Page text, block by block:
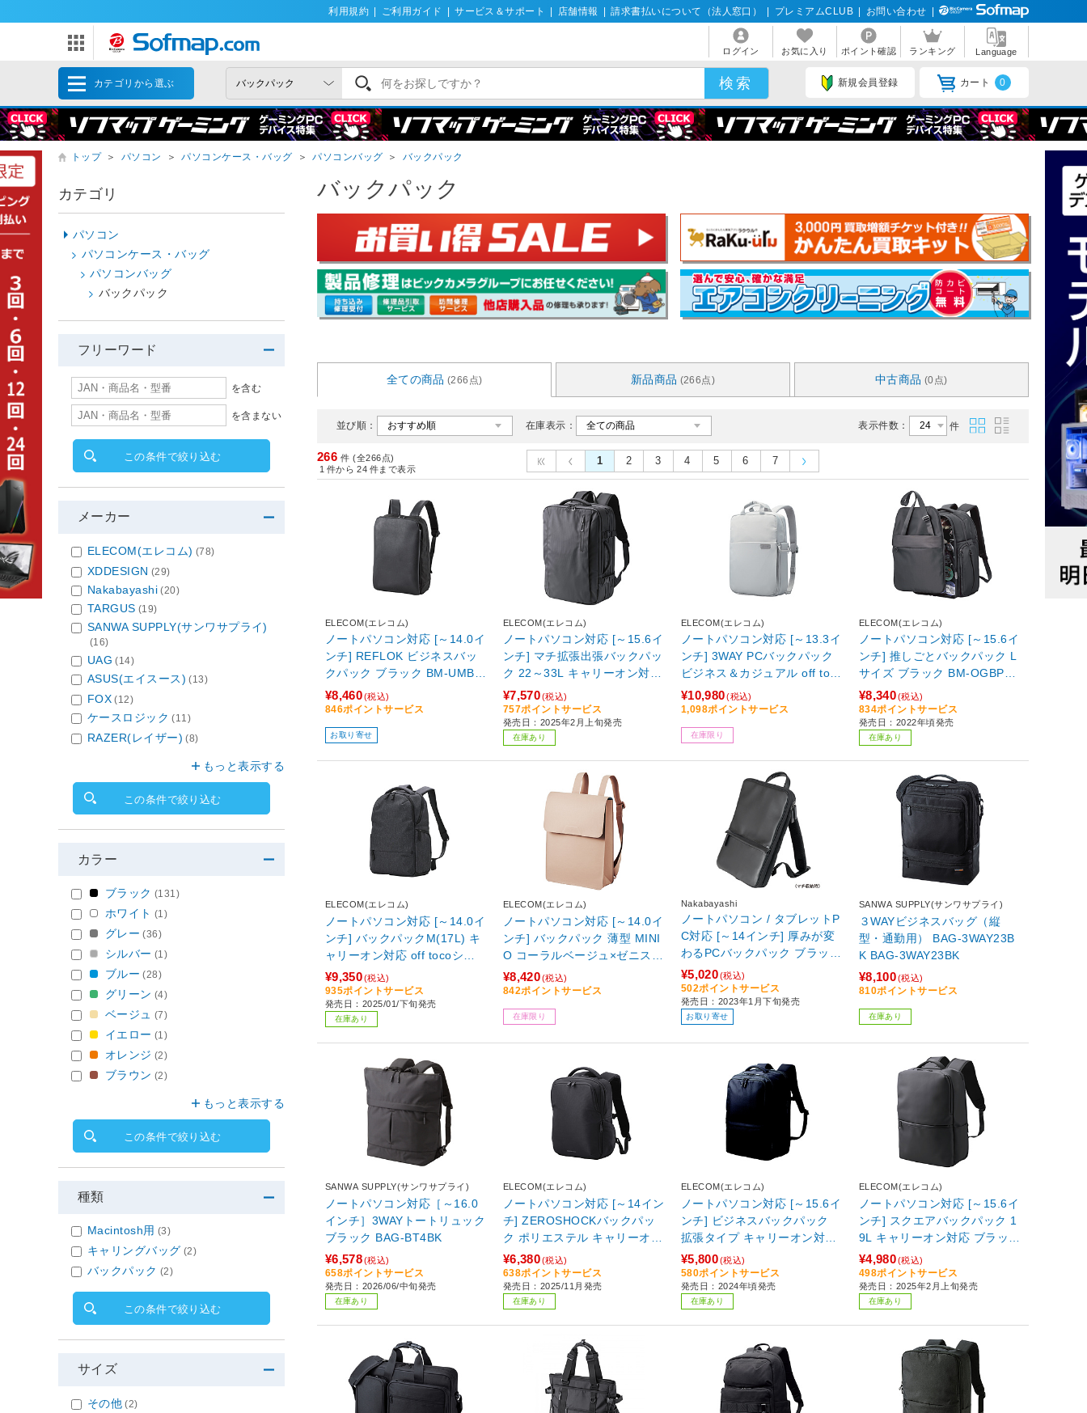
利用規約 ご利用ガイド サービス＆サポート 店舗情報 請求書払いについて（法人窓口） プレミアムCLUB お問い合わせ
ログイン お気に入り ポイント確認 ランキング Language
カテゴリから選ぶ 新規会員登録 カート 0
トップ ＞ パソコン ＞ パソコンケース・バッグ ＞ パソコンバッグ ＞ バックパック
バックパック
全ての商品 (266点) 新品商品 (266点) 中古商品 (0点)
並び順： 在庫表示： 表示件数： 件
266 件 (全266点)
1 件から 24 件まで表示
1 2 3 4 5 6 7
ELECOM(エレコム)
ノートパソコン対応 [～14.0イ
ンチ] REFLOK ビジネスバッ
クパック ブラック BM-UMBP
01BK
¥8,460(税込)
846ポイントサービス
お取り寄せ
ELECOM(エレコム)
ノートパソコン対応 [～15.6イ
ンチ] マチ拡張出張バックパッ
ク 22～33L キャリーオン対応
ブラック BM-BPEX01BK
¥7,570(税込)
757ポイントサービス
発売日：2025年2月上旬発売
在庫あり
ELECOM(エレコム)
ノートパソコン対応 [～13.3イ
ンチ] 3WAY PCバックパック
ビジネス＆カジュアル off toc
o(オフトコ)リミテッドカラー
モデル グレー BM-OF04GY2
¥10,980(税込)
1,098ポイントサービス
在庫限り
ELECOM(エレコム)
ノートパソコン対応 [～15.6イ
ンチ] 推しごとバックパック L
サイズ ブラック BM-OGBP02
LBK 【864】
¥8,340(税込)
834ポイントサービス
発売日：2022年頃発売
在庫あり
ELECOM(エレコム)
ノートパソコン対応 [～14.0イ
ンチ] バックパックM(17L) キ
ャリーオン対応 off tocoシリ
ーズ ブラック BM-OFBPM01
BK
¥9,350(税込)
935ポイントサービス
発売日：2025/01/下旬発売
在庫あり
ELECOM(エレコム)
ノートパソコン対応 [～14.0イ
ンチ] バックパック 薄型 MINI
O コーラルベージュ×ゼニスブ
ルー BM-MNOBP01BE
¥8,420(税込)
842ポイントサービス
在庫限り
Nakabayashi
ノートパソコン / タブレットP
C対応 [～14インチ] 厚みが変
わるPCバックパック ブラック
CB-282BK
¥5,020(税込)
502ポイントサービス
発売日：2023年1月下旬発売
お取り寄せ
SANWA SUPPLY(サンワサプライ)
３WAYビジネスバッグ（縦
型・通勤用） BAG-3WAY23B
K BAG-3WAY23BK
¥8,100(税込)
810ポイントサービス
在庫あり
SANWA SUPPLY(サンワサプライ)
ノートパソコン対応［～16.0
インチ］3WAYトートリュック
ブラック BAG-BT4BK
¥6,578(税込)
658ポイントサービス
発売日：2026/06/中旬発売
在庫あり
ELECOM(エレコム)
ノートパソコン対応 [～14イン
チ] ZEROSHOCKバックパッ
ク ポリエステル キャリーオン
対応 ブラック ZSB-BP01P14
BK 【864】
¥6,380(税込)
638ポイントサービス
発売日：2025/11月発売
在庫あり
ELECOM(エレコム)
ノートパソコン対応 [～15.6イ
ンチ] ビジネスバックパック
拡張タイプ キャリーオン対応
ブラック BM-BPEPBK
¥5,800(税込)
580ポイントサービス
発売日：2024年頃発売
在庫あり
ELECOM(エレコム)
ノートパソコン対応 [～15.6イ
ンチ] スクエアバックパック 1
9L キャリーオン対応 ブラック
BM-BPSQ01BK 【864】
¥4,980(税込)
498ポイントサービス
発売日：2025年2月上旬発売
在庫あり
カテゴリ
パソコン
パソコンケース・バッグ
パソコンバッグ
バックパック
フリーワード
を含む
を含まない
この条件で絞り込む
メーカー
ELECOM(エレコム) (78)
XDDESIGN (29)
Nakabayashi (20)
TARGUS (19)
SANWA SUPPLY(サンワサプライ)
(16)
UAG (14)
ASUS(エイスース) (13)
FOX (12)
ケースロジック (11)
RAZER(レイザー) (8)
もっと表示する
この条件で絞り込む
カラー
ブラック (131)
ホワイト (1)
グレー (36)
シルバー (1)
ブルー (28)
グリーン (4)
ベージュ (7)
イエロー (1)
オレンジ (2)
ブラウン (2)
もっと表示する
この条件で絞り込む
種類
Macintosh用 (3)
キャリングバッグ (2)
バックパック (2)
この条件で絞り込む
サイズ
その他 (2)